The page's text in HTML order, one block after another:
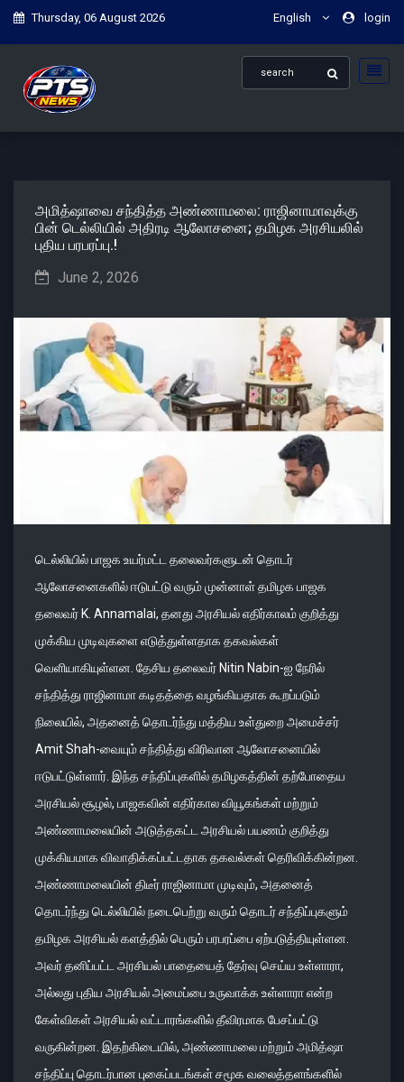
Thursday, 06 August 2026 English login
அமித்ஷாவை சந்தித்த அண்ணாமலை: ராஜினாமாவுக்கு
பின் டெல்லியில் அதிரடி ஆலோசனை; தமிழக அரசியலில்
புதிய பரபரப்பு.!
June 2, 2026
டெல்லியில் பாஜக உயர்மட்ட தலைவர்களுடன் தொடர்
ஆலோசனைகளில் ஈடுபட்டு வரும் முன்னாள் தமிழக பாஜக
தலைவர் K. Annamalai, தனது அரசியல் எதிர்காலம் குறித்து
முக்கிய முடிவுகளை எடுத்துள்ளதாக தகவல்கள்
வெளியாகியுள்ளன. தேசிய தலைவர் Nitin Nabin-ஐ நேரில்
சந்தித்து ராஜினாமா கடிதத்தை வழங்கியதாக கூறப்படும்
நிலையில், அதனைத் தொடர்ந்து மத்திய உள்துறை அமைச்சர்
Amit Shah-வையும் சந்தித்து விரிவான ஆலோசனையில்
ஈடுபட்டுள்ளார். இந்த சந்திப்புகளில் தமிழகத்தின் தற்போதைய
அரசியல் சூழல், பாஜகவின் எதிர்கால வியூகங்கள் மற்றும்
அண்ணாமலையின் அடுத்தகட்ட அரசியல் பயணம் குறித்து
முக்கியமாக விவாதிக்கப்பட்டதாக தகவல்கள் தெரிவிக்கின்றன.
அண்ணாமலையின் திடீர் ராஜினாமா முடிவும், அதனைத்
தொடர்ந்து டெல்லியில் நடைபெற்று வரும் தொடர் சந்திப்புகளும்
தமிழக அரசியல் களத்தில் பெரும் பரபரப்பை ஏற்படுத்தியுள்ளன.
அவர் தனிப்பட்ட அரசியல் பாதையைத் தேர்வு செய்ய உள்ளாரா,
அல்லது புதிய அரசியல் அமைப்பை உருவாக்க உள்ளாரா என்ற
கேள்விகள் அரசியல் வட்டாரங்களில் தீவிரமாக பேசப்பட்டு
வருகின்றன. இதற்கிடையில், அண்ணாமலை மற்றும் அமித்ஷா
சந்திப்பு தொடர்பான புகைப்படங்கள் சமூக வலைத்தளங்களில்